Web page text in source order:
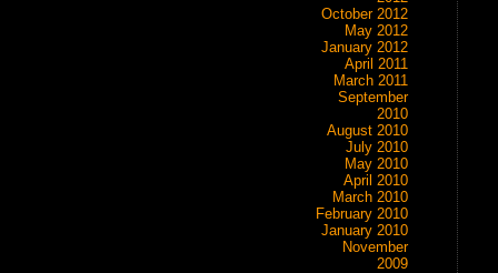
October 2012
May 2012
January 2012
April 2011
March 2011
September
2010
August 2010
July 2010
May 2010
April 2010
March 2010
February 2010
January 2010
November
2009